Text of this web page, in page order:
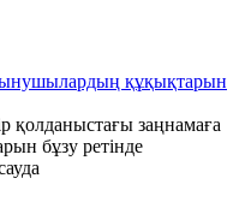
құқықтарын
қолданыстағы заңнамаға
бұзу ретінде